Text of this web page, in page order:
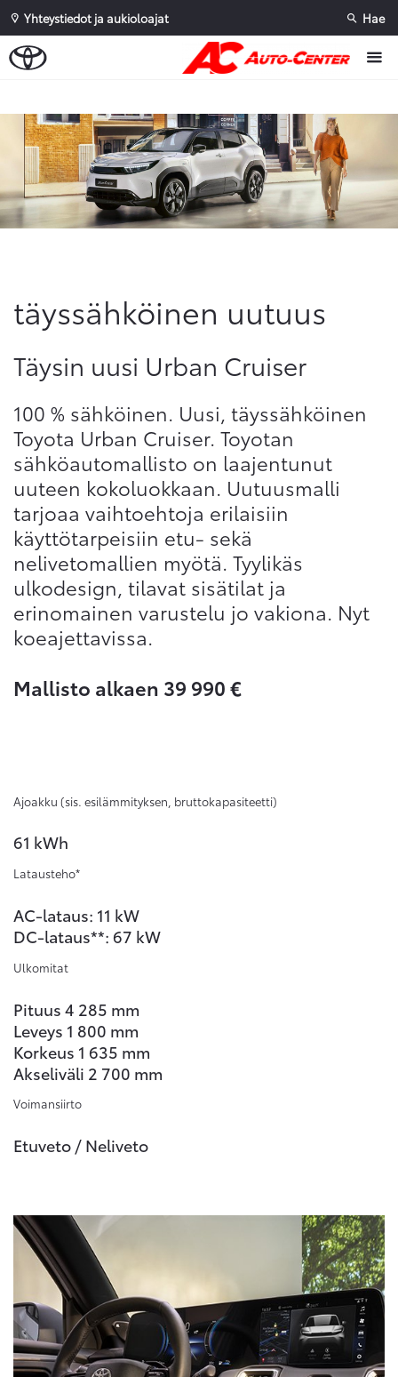
Yhteystiedot ja aukioloajat Hae
täyssähköinen uutuus
Täysin uusi Urban Cruiser
100 % sähköinen. Uusi, täyssähköinen
Toyota Urban Cruiser. Toyotan
sähköautomallisto on laajentunut
uuteen kokoluokkaan. Uutuusmalli
tarjoaa vaihtoehtoja erilaisiin
käyttötarpeisiin etu- sekä
nelivetomallien myötä. Tyylikäs
ulkodesign, tilavat sisätilat ja
erinomainen varustelu jo vakiona. Nyt
koeajettavissa.
Mallisto alkaen 39 990 €
Ajoakku (sis. esilämmityksen, bruttokapasiteetti)
61 kWh
Latausteho*
AC-lataus: 11 kW
DC-lataus**: 67 kW
Ulkomitat
Pituus 4 285 mm
Leveys 1 800 mm
Korkeus 1 635 mm
Akseliväli 2 700 mm
Voimansiirto
Etuveto / Neliveto